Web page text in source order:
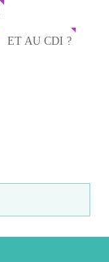
ET AU CDI ?